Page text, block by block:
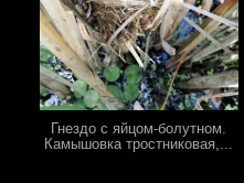
Гнездо с яйцом-болутном.
Камышовка тростниковая,...